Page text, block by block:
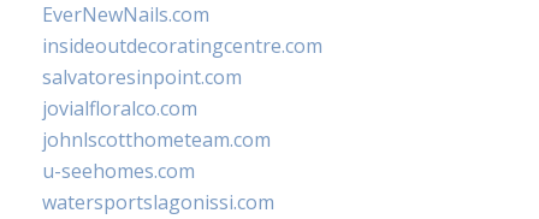
EverNewNails.com
insideoutdecoratingcentre.com
salvatoresinpoint.com
jovialfloralco.com
johnlscotthometeam.com
u-seehomes.com
watersportslagonissi.com